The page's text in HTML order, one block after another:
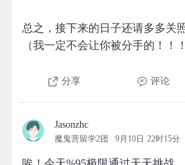
总之，接下来的日子还请多多关
（我一定不会让你被分手的！！！
分享 评论
Jasonzhc
魔鬼营留学2团 9月10日 22时15分